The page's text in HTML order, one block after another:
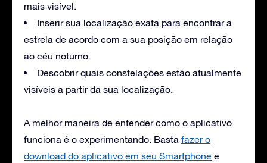
mais visível.
Inserir sua localização exata para encontrar a
estrela de acordo com a sua posição em relação
ao céu noturno.
Descobrir quais constelações estão atualmente
visíveis a partir da sua localização.
A melhor maneira de entender como o aplicativo
funciona é o experimentando. Basta fazer o
download do aplicativo em seu Smartphone e